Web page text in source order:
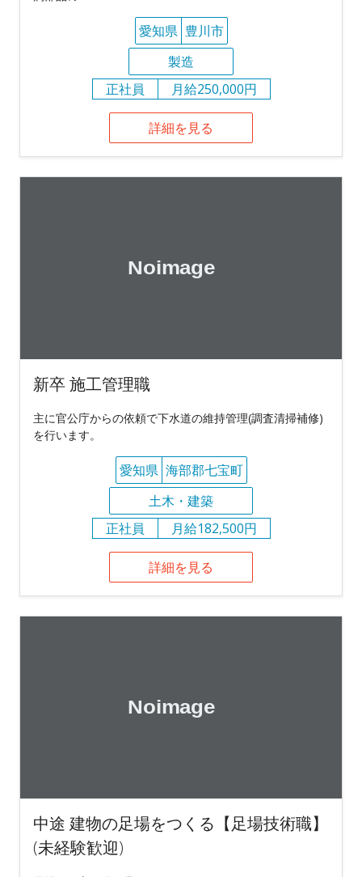
愛知県 豊川市
製造
正社員
月給250,000円
詳細を見る
新卒 施工管理職
主に官公庁からの依頼で下水道の維持管理(調査清掃補修)
を行います。
愛知県 海部郡七宝町
土木・建築
正社員
月給182,500円
詳細を見る
中途 建物の足場をつくる【足場技術職】
(未経験歓迎)